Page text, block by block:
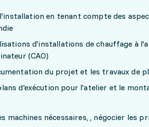
en tenant compte des
d'installations de chauffage à
(CAO)
du projet et les travaux de
d'exécution pour l'atelier et le
machines nécessaires, , négocier les